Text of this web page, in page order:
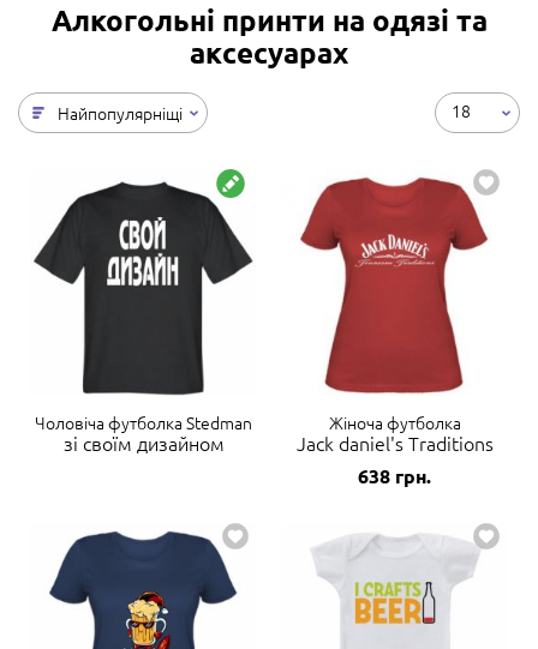
Алкогольні принти на одязі та
аксесуарах
Найпопулярніщі 18
Чоловіча футболка Stedman
зі своїм дизайном
Жіноча футболка
Jack daniel's Traditions
638 грн.